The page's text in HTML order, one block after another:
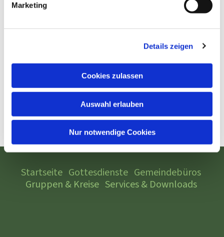
Marketing
Details zeigen
Cookies zulassen
Auswahl erlauben
Nur notwendige Cookies
Startseite Gottesdienste Gemeindebüros
Gruppen & Kreise Services & Downloads